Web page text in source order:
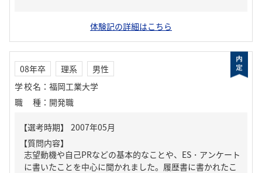
体験記の詳細はこちら
08年卒 理系
男性
学校名 ： 福岡工業大学
職種 ： 開発職
【質問内容】
志望動機や自己PRなどの基本的なことや、ES・アンケート
に書いたことを中心に聞かれました。履歴書に書かれたこ